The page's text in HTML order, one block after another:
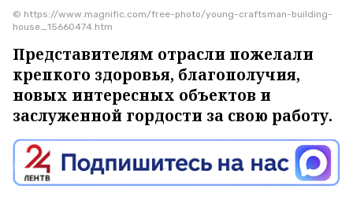
© https://www.magnific.com/free-photo/young-craftsman-building-
house_15660474.htm
Представителям отрасли пожелали
крепкого здоровья, благополучия,
новых интересных объектов и
заслуженной гордости за свою работу.